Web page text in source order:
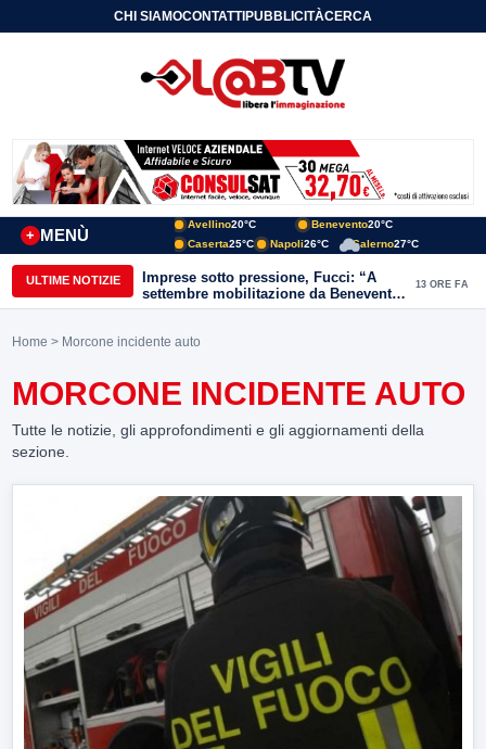
CHI SIAMOCONTATTIPUBBLICITÀCERCA
MENÙ
+
Avellino20°C Benevento20°C
Caserta25°C Napoli26°C Salerno27°C
ULTIME NOTIZIE
Imprese sotto pressione, Fucci: “A
settembre mobilitazione da Benevento
e Avellino”
13 ORE FA
Home > Morcone incidente auto
MORCONE INCIDENTE AUTO
Tutte le notizie, gli approfondimenti e gli aggiornamenti della
sezione.